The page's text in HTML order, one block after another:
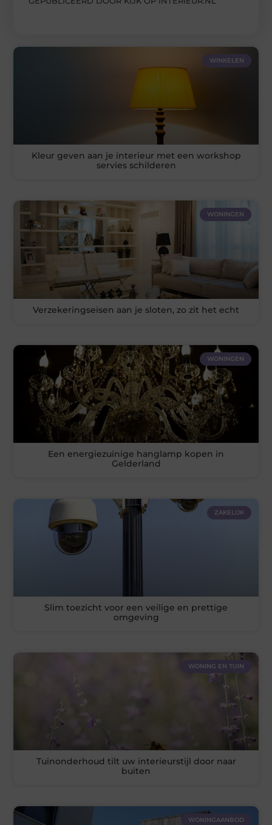
WINKELEN
Kleur geven aan je interieur met een workshop
servies schilderen
WONINGEN
Verzekeringseisen aan je sloten, zo zit het echt
WONINGEN
Een energiezuinige hanglamp kopen in
Gelderland
ZAKELIJK
Slim toezicht voor een veilige en prettige
omgeving
WONING EN TUIN
Tuinonderhoud tilt uw interieurstijl door naar
buiten
WONINGAANBOD